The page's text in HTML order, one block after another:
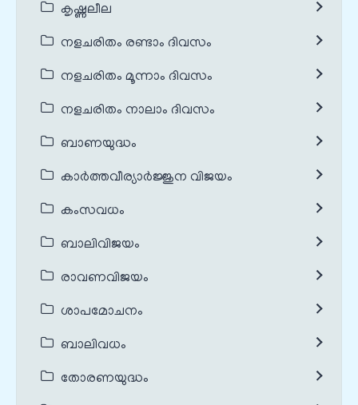
കൃഷ്ണലീല
നളചരിതം രണ്ടാം ദിവസം
നളചരിതം മൂന്നാം ദിവസം
നളചരിതം നാലാം ദിവസം
ബാണയുദ്ധം
കാർത്തവീര്യാർജ്ജുന വിജയം
കംസവധം
ബാലിവിജയം
രാവണവിജയം
ശാപമോചനം
ബാലിവധം
തോരണയുദ്ധം